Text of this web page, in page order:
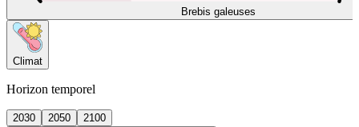
Brebis galeuses
Climat
Horizon temporel
2030 2050
2100